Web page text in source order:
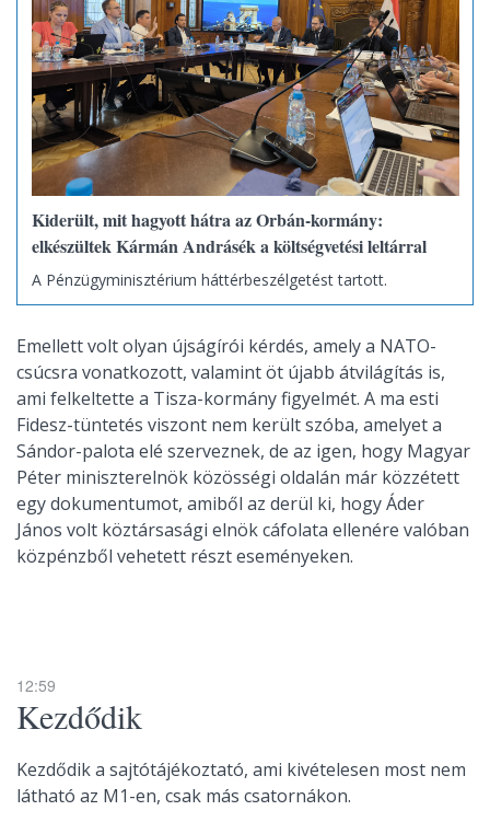
Kiderült, mit hagyott hátra az Orbán-kormány:
elkészültek Kármán Andrásék a költségvetési leltárral
A Pénzügyminisztérium háttérbeszélgetést tartott.
Emellett volt olyan újságírói kérdés, amely a NATO-
csúcsra vonatkozott, valamint öt újabb átvilágítás is,
ami felkeltette a Tisza-kormány figyelmét. A ma esti
Fidesz-tüntetés viszont nem került szóba, amelyet a
Sándor-palota elé szerveznek, de az igen, hogy Magyar
Péter miniszterelnök közösségi oldalán már közzétett
egy dokumentumot, amiből az derül ki, hogy Áder
János volt köztársasági elnök cáfolata ellenére valóban
közpénzből vehetett részt eseményeken.
12:59
Kezdődik
Kezdődik a sajtótájékoztató, ami kivételesen most nem
látható az M1-en, csak más csatornákon.